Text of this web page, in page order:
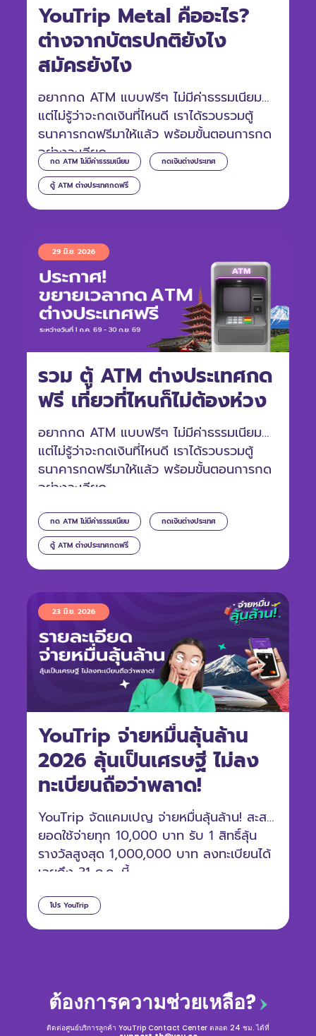
YouTrip Metal คืออะไร?
ต่างจากบัตรปกติยังไง
สมัครยังไง
กด ATM ไม่มีค่าธรรมเนียม กดเงินต่างประเทศ
ตู้ ATM ต่างประเทศกดฟรี
อยากกด ATM แบบฟรีๆ ไม่มีค่าธรรมเนียม
แต่ไม่รู้ว่าจะกดเงินที่ไหนดี เราได้รวบรวมตู้
ธนาคารกดฟรีมาให้แล้ว พร้อมขั้นตอนการกด
อย่างละเอียด
รวม ตู้ ATM ต่างประเทศกด
ฟรี เที่ยวที่ไหนก็ไม่ต้องห่วง
29 มิ.ย. 2026
กด ATM ไม่มีค่าธรรมเนียม กดเงินต่างประเทศ
ตู้ ATM ต่างประเทศกดฟรี
อยากกด ATM แบบฟรีๆ ไม่มีค่าธรรมเนียม
แต่ไม่รู้ว่าจะกดเงินที่ไหนดี เราได้รวบรวมตู้
ธนาคารกดฟรีมาให้แล้ว พร้อมขั้นตอนการกด
อย่างละเอียด
YouTrip จ่ายหมื่นลุ้นล้าน
2026 ลุ้นเป็นเศรษฐี ไม่ลง
ทะเบียนถือว่าพลาด!
23 มิ.ย. 2026
โปร YouTrip
YouTrip จัดแคมเปญ จ่ายหมื่นลุ้นล้าน! สะสม
ยอดใช้จ่ายทุก 10,000 บาท รับ 1 สิทธิ์ลุ้น
รางวัลสูงสุด 1,000,000 บาท ลงทะเบียนได้
เลยถึง 31 ก.ค. นี้
ต้องการความช่วยเหลือ?
ติดต่อศูนย์บริการลูกค้า YouTrip Contact Center ตลอด 24 ชม. ได้ที่